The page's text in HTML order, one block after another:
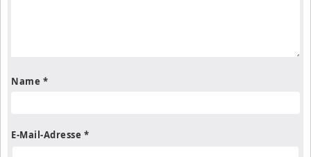
Name *
E-Mail-Adresse *